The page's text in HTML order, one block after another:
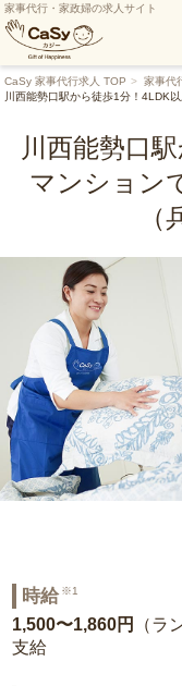
家事代行・家政婦の求人サイト
CaSy 家事代行求人 TOP 家事代
川西能勢口駅から徒歩1分！4LDK
川西能勢口
マンション
時給 ※1
1,500〜1,860円
（ラ
支給